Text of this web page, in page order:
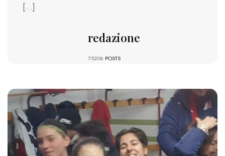
[…]
redazione
75206 POSTS
1438 VIEWS